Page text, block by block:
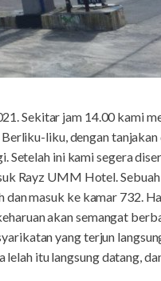
Sekitar jam 14.00 kami
liku, dengan tanjakan
Setelah ini kami segera
Rayz UMM Hotel.
masuk ke kamar 732.
akan semangat
yang terjun
lelah itu langsung datang,